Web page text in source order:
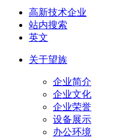
高新技术企业
站内搜索
英文
关于望族
企业简介
企业文化
企业荣誉
设备展示
办公环境